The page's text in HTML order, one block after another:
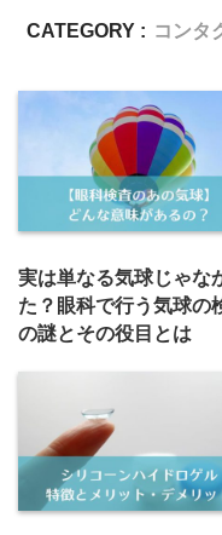
CATEGORY : コンタ
実は単なる気球じゃな
た？眼科で行う気球の
の謎とその役目とは